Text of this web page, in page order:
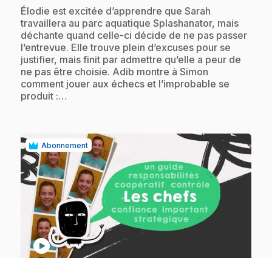
.Élodie est excitée d’apprendre que Sarah
travaillera au parc aquatique Splashanator, mais
déchante quand celle-ci décide de ne pas passer
l’entrevue. Elle trouve plein d’excuses pour se
justifier, mais finit par admettre qu’elle a peur de
ne pas être choisie. Adib montre à Simon
comment jouer aux échecs et l’improbable se
produit :…
Abonnement
play_circle